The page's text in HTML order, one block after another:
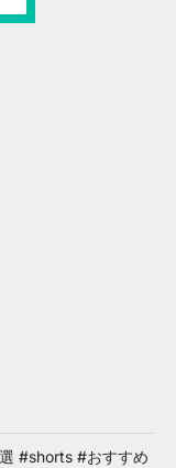
#shorts #おすすめ